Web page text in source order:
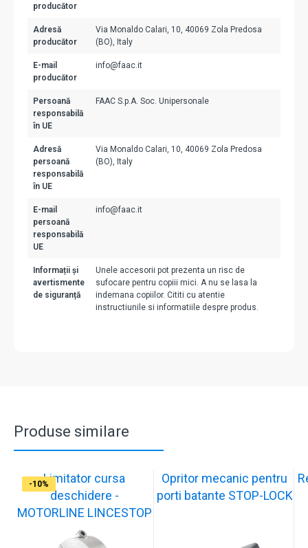
producător
Adresă
producător
Via Monaldo Calari, 10, 40069 Zola Predosa
(BO), Italy
E-mail
producător
info@faac.it
Persoană
responsabilă
în UE
FAAC S.p.A. Soc. Unipersonale
Adresă
persoană
responsabilă
în UE
Via Monaldo Calari, 10, 40069 Zola Predosa
(BO), Italy
E-mail
persoană
responsabilă
UE
info@faac.it
Informații și
avertismente
de siguranță
Unele accesorii pot prezenta un risc de
sufocare pentru copiii mici. A nu se lasa la
indemana copiilor. Cititi cu atentie
instructiunile si informatiile despre produs.
Produse similare
-12%Limitator cursa
deschidere -
MOTORLINE LINCESTOP
-10%
Opritor mecanic pentru
porti batante STOP-LOCK
-10%
-11%
-10%
-11%
-9%
-10%
-11%
-10%